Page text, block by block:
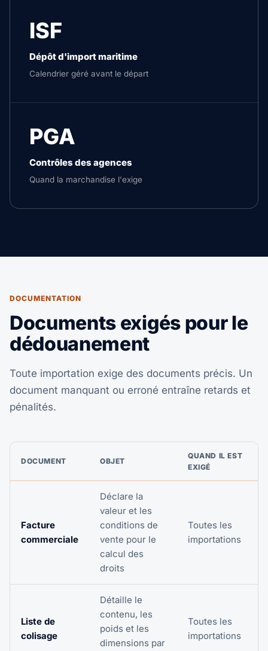
ISF
Dépôt d'import maritime
Calendrier géré avant le départ
PGA
Contrôles des agences
Quand la marchandise l'exige
DOCUMENTATION
Documents exigés pour le
dédouanement
Toute importation exige des documents précis. Un
document manquant ou erroné entraîne retards et
pénalités.
DOCUMENT OBJET
QUAND IL EST
EXIGÉ
Facture
commerciale
Déclare la
valeur et les
conditions de
vente pour le
calcul des
droits
Toutes les
importations
Liste de
colisage
Détaille le
contenu, les
poids et les
dimensions par
Toutes les
importations